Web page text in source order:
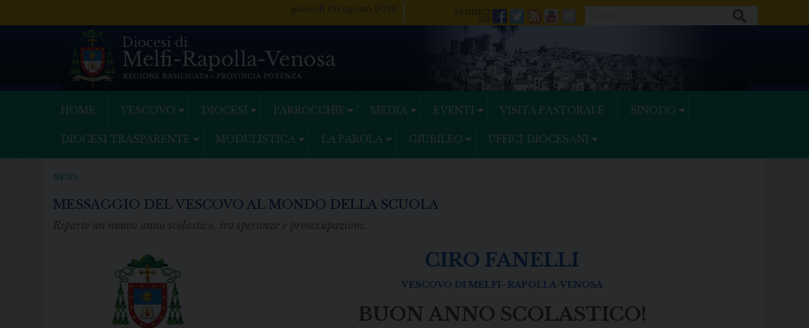
giovedì 06 agosto 2026
Facebook
Twitter
FeedsYoutube
Mail
HOME VESCOVO DIOCESI PARROCCHIE MEDIA EVENTI VISITA PASTORALE SINODO
DIOCESI TRASPARENTE MODULISTICA LA PAROLA GIUBILEO UFFICI DIOCESANI
NEWS
MESSAGGIO DEL VESCOVO AL MONDO DELLA SCUOLA
Riparte un nuovo anno scolastico, tra speranze e preoccupazioni.
CIRO FANELLI
VESCOVO DI MELFI–RAPOLLA-VENOSA
BUON ANNO SCOLASTICO!